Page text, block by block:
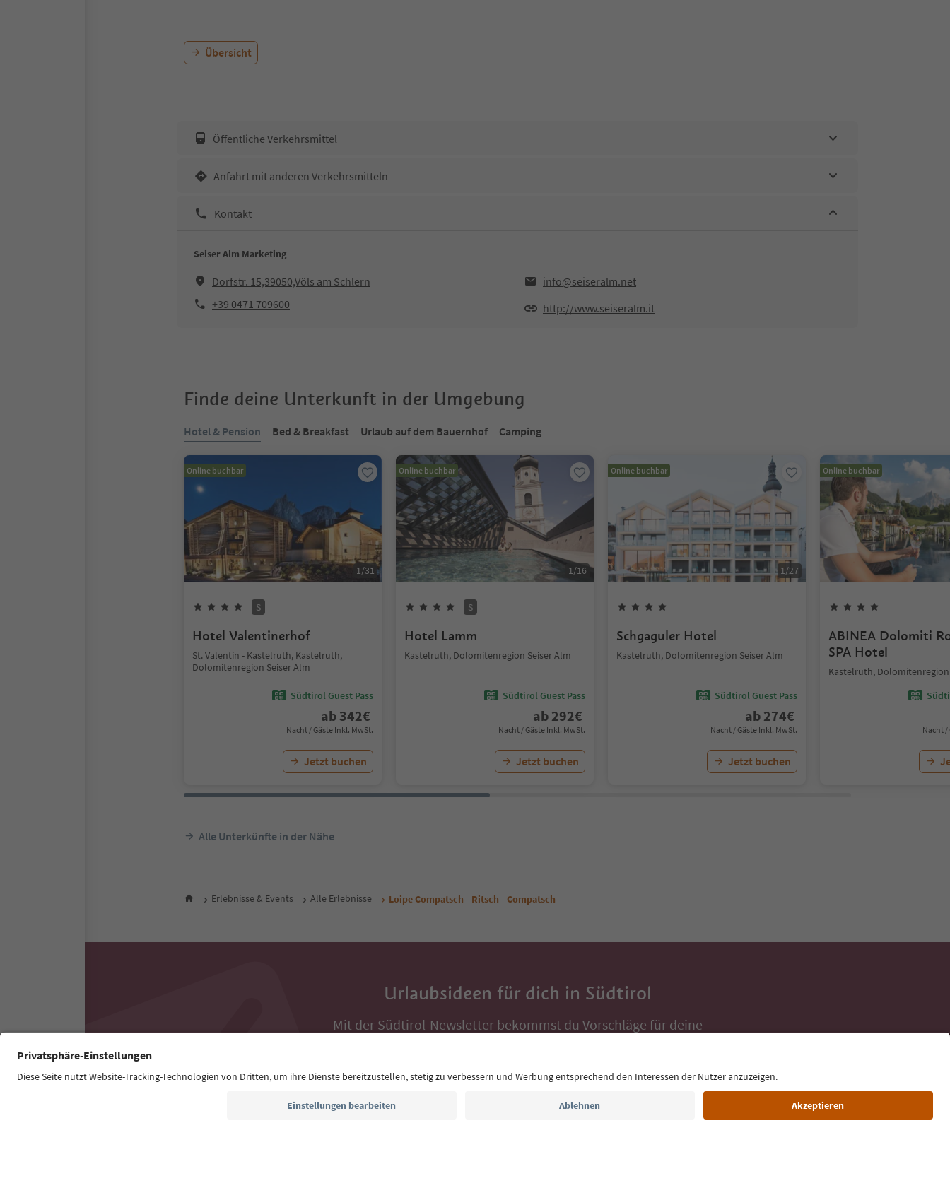
Übersicht
Öffentliche Verkehrsmittel
Anfahrt mit anderen Verkehrsmitteln
Kontakt
Seiser Alm Marketing
Dorfstr. 15,39050,Völs am Schlern
info@seiseralm.net
+39 0471 709600
http://www.seiseralm.it
Finde deine Unterkunft in der Umgebung
Hotel & Pension Bed & Breakfast Urlaub auf dem Bauernhof Camping
Online buchbar
1/31
S
Hotel Valentinerhof
St. Valentin - Kastelruth, Kastelruth,
Dolomitenregion Seiser Alm
Südtirol Guest Pass
ab 342€
Nacht / Gäste Inkl. MwSt.
Jetzt buchen
Online buchbar
1/16
S
Hotel Lamm
Kastelruth, Dolomitenregion Seiser Alm
Südtirol Guest Pass
ab 292€
Nacht / Gäste Inkl. MwSt.
Jetzt buchen
Online buchbar
1/27
Schgaguler Hotel
Kastelruth, Dolomitenregion Seiser Alm
Südtirol Guest Pass
ab 274€
Nacht / Gäste Inkl. MwSt.
Jetzt buchen
Online buchbar
ABINEA Dolomiti
SPA Hotel
Kastelruth, Dolomitenregion
Nacht /
Alle Unterkünfte in der Nähe
Erlebnisse & Events Alle Erlebnisse Loipe Compatsch - Ritsch - Compatsch
Urlaubsideen für dich in Südtirol
Mit der Südtirol-Newsletter bekommst du Vorschläge für deine
E-Mail Adresse